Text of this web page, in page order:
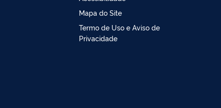
Mapa do Site
Termo de Uso e Aviso de
Privacidade